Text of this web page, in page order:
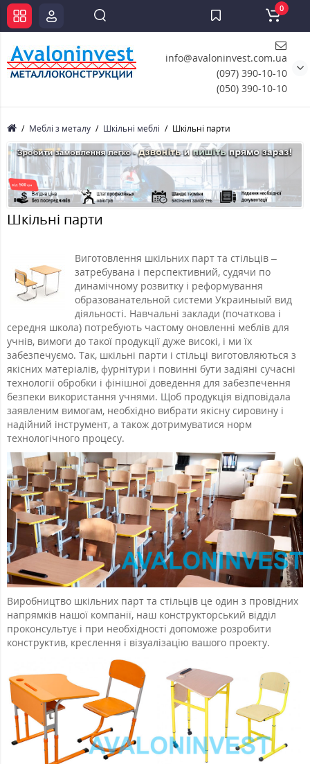
info@avaloninvest.com.ua
(097) 390-10-10
(050) 390-10-10
0
Меблі з металу Шкільні меблі Шкільні парти
Шкільні парти
Виготовлення шкільних парт та стільців –
затребувана і перспективний, судячи по
динамічному розвитку і реформування
образованательной системи Украиныый вид
діяльності. Навчальні заклади (початкова і
середня школа) потребують частому оновленні меблів для
учнів, вимоги до такої продукції дуже високі, і ми їх
забезпечуємо. Так, шкільні парти і стільці виготовляються з
якісних матеріалів, фурнітури і повинні бути задіяні сучасні
технології обробки і фінішної доведення для забезпечення
безпеки використання учнями. Щоб продукція відповідала
заявленим вимогам, необхідно вибрати якісну сировину і
надійний інструмент, а також дотримуватися норм
технологічного процесу.
Виробництво шкільних парт та стільців це один з провідних
напрямків нашої компанії, наш конструкторський відділ
проконсультує і при необхідності допоможе розробити
конструктив, креслення і візуалізацію вашого проекту.